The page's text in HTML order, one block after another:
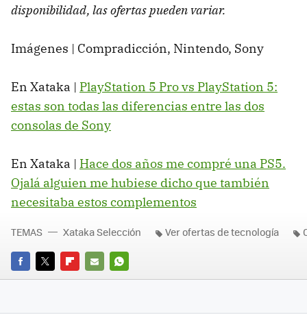
disponibilidad, las ofertas pueden variar.
Imágenes | Compradicción, Nintendo, Sony
En Xataka | PlayStation 5 Pro vs PlayStation 5:
estas son todas las diferencias entre las dos
consolas de Sony
En Xataka | Hace dos años me compré una PS5.
Ojalá alguien me hubiese dicho que también
necesitaba estos complementos
FACEBOOK
TWITTERFLIPBOARD
E-
WHATSAPP
TEMAS Xataka Selección Ver ofertas de tecnología